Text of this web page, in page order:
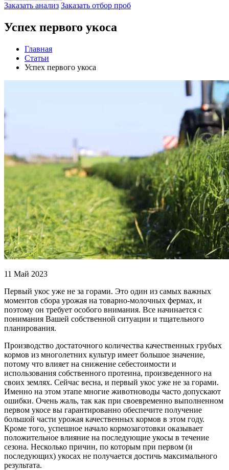
Заказать анализ Заказать отбор проб
Успех первого укоса
Главная
Статьи
Успех первого укоса
11 Май 2023
Первый укос уже не за горами. Это один из самых важных
моментов сбора урожая на товарно-молочных фермах, и
поэтому он требует особого внимания. Все начинается с
понимания Вашей собственной ситуации и тщательного
планирования.
Производство достаточного количества качественных грубых
кормов из многолетних культур имеет большое значение,
потому что влияет на снижение себестоимости и
использования собственного протеина, произведенного на
своих землях. Сейчас весна, и первый укос уже не за горами.
Именно на этом этапе многие животноводы часто допускают
ошибки. Очень жаль, так как при своевременно выполненном
первом укосе вы гарантированно обеспечите получение
большой части урожая качественных кормов в этом году.
Кроме того, успешное начало кормозаготовки оказывает
положительное влияние на последующие укосы в течение
сезона. Несколько причин, по которым при первом (и
последующих) укосах не получается достичь максимального
результата.